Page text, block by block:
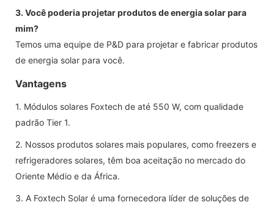
3. Você poderia projetar produtos de energia solar para
mim?
Temos uma equipe de P&D para projetar e fabricar produtos
de energia solar para você.
Vantagens
1. Módulos solares Foxtech de até 550 W, com qualidade
padrão Tier 1.
2. Nossos produtos solares mais populares, como freezers e
refrigeradores solares, têm boa aceitação no mercado do
Oriente Médio e da África.
3. A Foxtech Solar é uma fornecedora líder de soluções de